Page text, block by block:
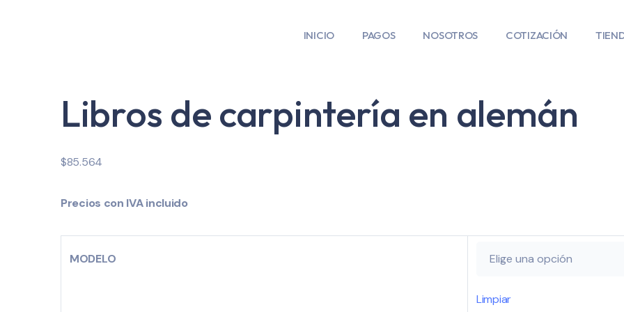
INICIO PAGOS NOSOTROS COTIZACIÓN
Libros de carpintería en alemán
$85.564
Precios con IVA incluido
MODELO
Limpiar